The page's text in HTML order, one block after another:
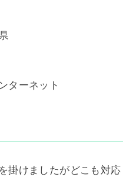
ターネット
掛けましたがどこも対応